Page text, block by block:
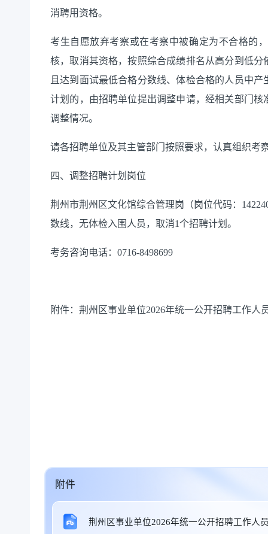
消聘用资格。
考生自愿放弃考察或在考察中被确定为不合格的
核，取消其资格，按照综合成绩排名从高分到低分
且达到面试最低合格分数线、体检合格的人员中
计划的，由招聘单位提出调整申请，经相关部门核
调整情况。
请各招聘单位及其主管部门按照要求，认真组织考
四、调整招聘计划岗位
荆州市荆州区文化馆综合管理岗（岗位代码：
数线，无体检入围人员，取消1个招聘计划。
考务咨询电话： 0716-8498699
附件：荆州区事业单位2026年统一公开招聘工作人
附件
荆州区事业单位2026年统一公开招聘工作人